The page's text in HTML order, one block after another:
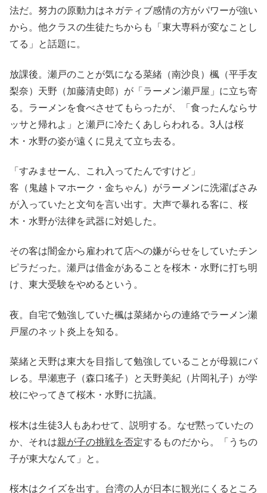
法だ。努力の原動力はネガティブ感情の方がパワーが強い
から。他クラスの生徒たちからも「東大専科が変なことし
てる」と話題に。
放課後。瀬戸のことが気になる菜緒（南沙良）楓（平手友
梨奈）天野（加藤清史郎）が「ラーメン瀬戸屋」に立ち寄
る。ラーメンを食べさせてもらったが、「食ったんならサ
ッサと帰れよ」と瀬戸に冷たくあしらわれる。3人は桜
木・水野の姿が遠くに見えて立ち去る。
「すみませーん、これ入ってたんですけど」
客（鬼越トマホーク・金ちゃん）がラーメンに洗濯ばさみ
が入っていたと文句を言い出す。大声で暴れる客に、桜
木・水野が法律を武器に対処した。
その客は闇金から雇われて店への嫌がらせをしていたチン
ピラだった。瀬戸は借金があることを桜木・水野に打ち明
け、東大受験をやめるという。
夜。自宅で勉強していた楓は菜緒からの連絡でラーメン瀬
戸屋のネット炎上を知る。
菜緒と天野は東大を目指して勉強していることが母親にバ
レる。早瀬恵子（森口瑤子）と天野美紀（片岡礼子）が学
校にやってきて桜木・水野に抗議。
桜木は生徒3人もあわせて、説明する。なぜ黙っていたの
か、それは親が子の挑戦を否定するものだから。「うちの
子が東大なんて」と。
桜木はクイズを出す。台湾の人が日本に観光にくるところ